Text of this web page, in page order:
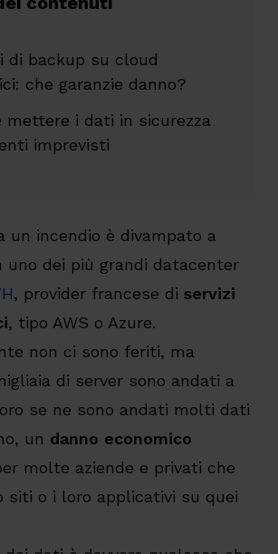
di backup su cloud
che garanzie danno?
mettere i dati in sicurezza
imprevisti
un incendio è divampato a
uno dei più grandi datacenter
, provider francese di servizi
, tipo AWS o Azure.
non ci sono feriti, ma
di server sono andati a
se ne sono andati molti dati
un danno economico
molte aziende e privati che
siti o i loro applicativi su quei